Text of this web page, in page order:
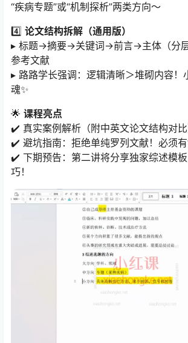
“疾病专题”或“机制探析”两类方向～
4️⃣ ​ 论文结构拆解（通用版）​
▸ 标题→摘要→关键词→前言→主体（分
参考文献
▸ 路路学长强调：逻辑清晰＞堆砌内容！
魂✨
🌟 ​ 课程亮点
✔️ 真实案例解析（附中英文论文结构对比
✔️ 避坑指南：拒绝单纯罗列文献！必须有
✔️ 下期预告：第二讲将分享独家综述模
巧！